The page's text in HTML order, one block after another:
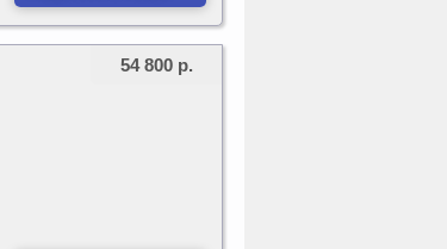
54 800 р.